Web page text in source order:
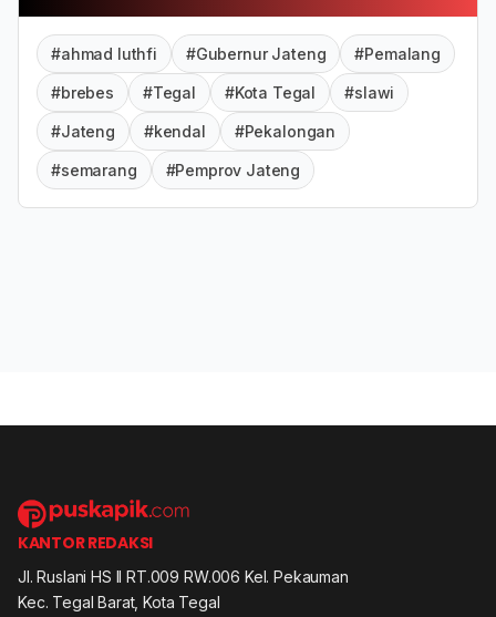
#ahmad luthfi #Gubernur Jateng #Pemalang
#brebes #Tegal #Kota Tegal #slawi
#Jateng #kendal #Pekalongan
#semarang #Pemprov Jateng
KANTOR REDAKSI
Jl. Ruslani HS II RT.009 RW.006 Kel. Pekauman
Kec. Tegal Barat, Kota Tegal